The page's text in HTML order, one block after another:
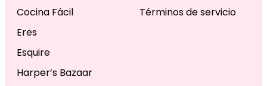
Cocina Fácil
Eres
Esquire
Harper’s Bazaar
Términos de servicio